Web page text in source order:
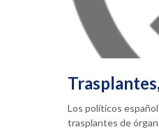
Los políticos
trasplantes de